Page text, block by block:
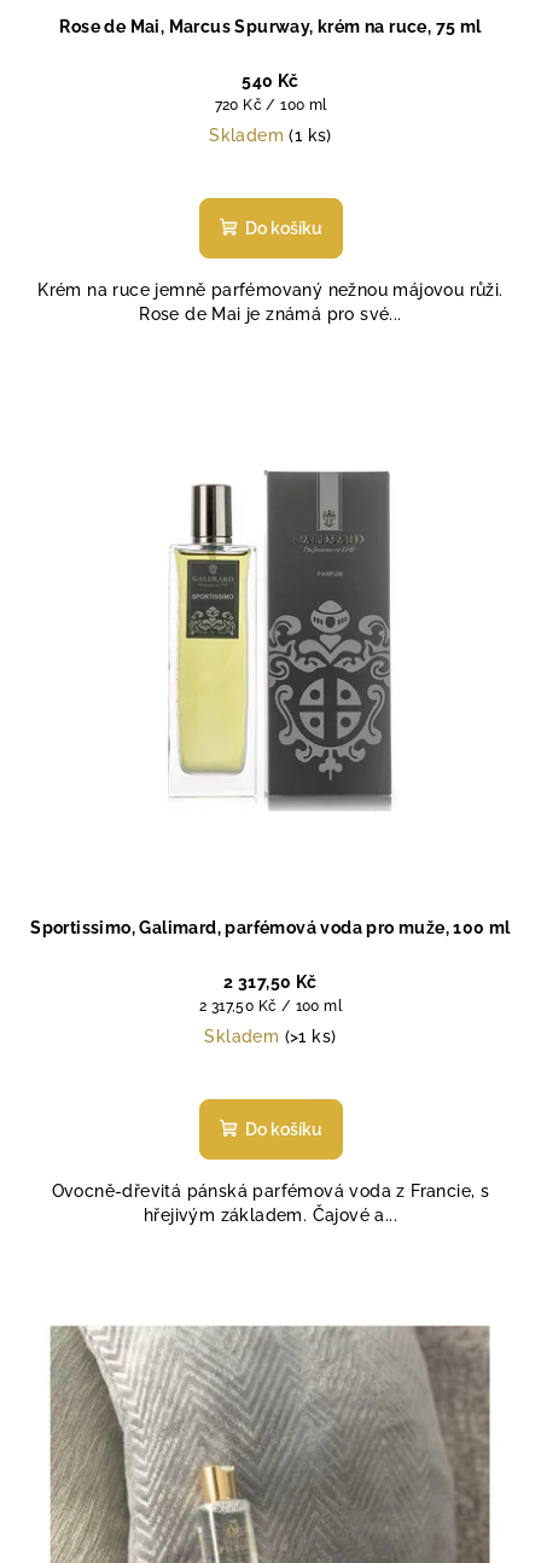
Rose de Mai, Marcus Spurway, krém na ruce, 75 ml
540 Kč
Měrná
cena:
720 Kč / 100 ml
Skladem(1 ks)
Do košíku
Krém na ruce jemně parfémovaný nežnou májovou růži.
Rose de Mai je známá pro své...
Sportissimo, Galimard, parfémová voda pro muže, 100 ml
2 317,50 Kč
Měrná
cena:
2 317,50 Kč / 100 ml
Skladem (>1 ks)
Do košíku
Ovocně-dřevitá pánská parfémová voda z Francie, s
hřejivým základem. Čajové a...